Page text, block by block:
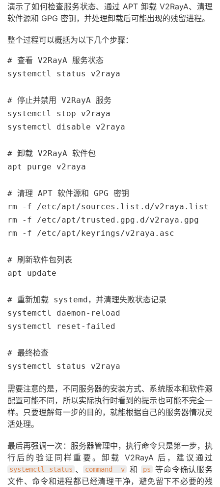
演示了如何检查服务状态、通过 APT 卸载 V2RayA、清理
软件源和 GPG 密钥，并处理卸载后可能出现的残留进程。
整个过程可以概括为以下几个步骤：
# 查看 V2RayA 服务状态
systemctl status v2raya
# 停止并禁用 V2RayA 服务
systemctl stop v2raya
systemctl disable v2raya
# 卸载 V2RayA 软件包
apt purge v2raya
# 清理 APT 软件源和 GPG 密钥
rm -f /etc/apt/sources.list.d/v2raya.list
rm -f /etc/apt/trusted.gpg.d/v2raya.gpg
rm -f /etc/apt/keyrings/v2raya.asc
# 刷新软件包列表
apt update
# 重新加载 systemd，并清理失败状态记录
systemctl daemon-reload
systemctl reset-failed
# 最终检查
systemctl status v2raya
需要注意的是，不同服务器的安装方式、系统版本和软件源
配置可能不同，所以实际执行时看到的提示也可能不完全一
样。只要理解每一步的目的，就能根据自己的服务器情况灵
活处理。
最后再强调一次：服务器管理中，执行命令只是第一步，执
行后的验证同样重要。卸载 V2RayA 后，建议通过
systemctl status 、 command -v 和 ps
等命令确认服务
文件、命令和进程都已经清理干净，避免留下不必要的残